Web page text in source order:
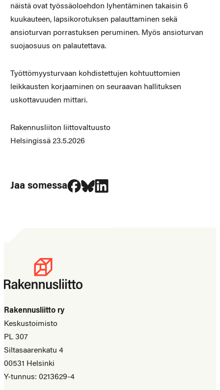
näistä ovat työssäoloehdon lyhentäminen takaisin 6
kuukauteen, lapsikorotuksen palauttaminen sekä
ansioturvan porrastuksen peruminen. Myös ansioturvan
suojaosuus on palautettava.
Työttömyysturvaan kohdistettujen kohtuuttomien
leikkausten korjaaminen on seuraavan hallituksen
uskottavuuden mittari.
Rakennusliiton liittovaltuusto
Helsingissä 23.5.2026
Jaa somessa
Jaa Facebookissa
Jaa Blueskyssa
Jaa LinkedIn:ssä
Rakennusliitto ry
Keskustoimisto
PL 307
Siltasaarenkatu 4
00531 Helsinki
Y-tunnus: 0213629-4